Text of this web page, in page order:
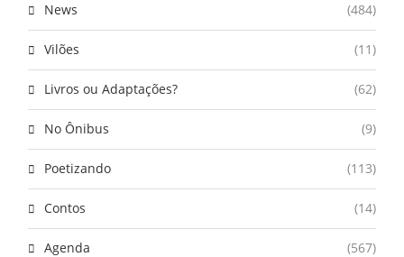
News (484)
Vilões (11)
Livros ou Adaptações? (62)
No Ônibus (9)
Poetizando (113)
Contos (14)
Agenda (567)